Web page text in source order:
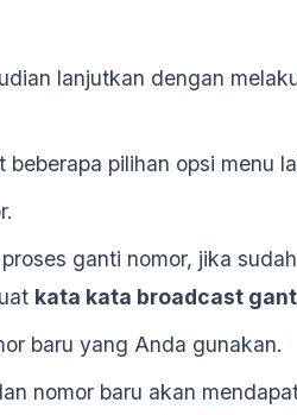
lanjutkan dengan
pilihan opsi menu
ganti nomor, jika sudah
kata kata broadcast
baru yang Anda gunakan.
nomor baru akan